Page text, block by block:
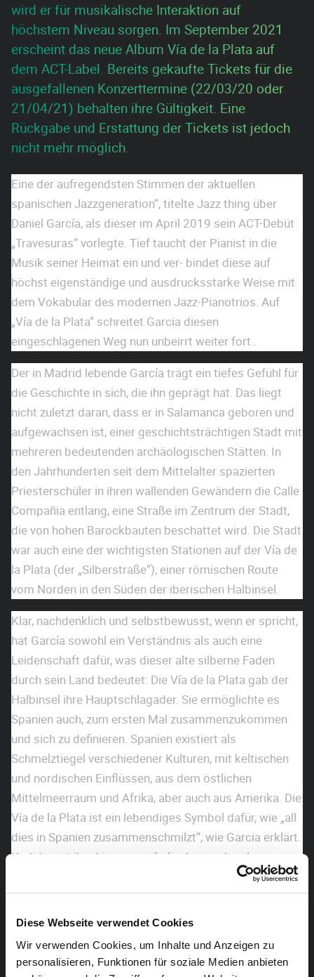
Diese Webseite verwendet Cookies
Wir verwenden Cookies, um Inhalte und Anzeigen zu
personalisieren, Funktionen für soziale Medien anbieten
wird er für musikalische Interaktion auf
höchstem Niveau sorgen. Im September 2021
erscheint das neue Album Vía de la Plata auf
dem ACT-Label. Bereits gekaufte Tickets für die
ausgefallenen Konzerttermine (22/03/20 oder
21/04/21) behalten ihre Gültigkeit. Eine
Rückgabe und Erstattung der Tickets ist jedoch
nicht mehr möglich.
Eine der aufregendsten Stimmen der aktuellen
spanischen Jazzgeneration“, titelte Jazz thing über
Daniel García, als dieser im April 2019 sein ACT-Debüt
„Travesuras“ vorlegte. Tief taucht der Pianist in die
Musik seiner Heimat ein und ver- bindet diese auf
höchst eigenständige und ausdrucksstarke Weise mit
dem Vokabular des modernen Jazz-Pianotrios. Auf
„Vía de la Plata“ schreitet Garcia diesen
eingeschlagenen Weg nun unbeirrt weiter fort..
Der in Madrid lebende García trägt ein tiefes Gefühl für
die Geschichte in sich, die ihn geprägt hat. Das liegt
nicht zuletzt daran, dass er in Salamanca geboren und
aufgewachsen ist, einer geschichtsträchtigen Stadt mit
mehreren bedeutenden archäologischen Stätten. In
den Jahrhunderten seit dem Mittelalter spazierten
Priesterschüler in ihren wallenden Gewändern die Calle
Compañia entlang, eine Straße im Zentrum der Stadt,
die von hohen Barockbauten beschattet wird. Die Stadt
war auch eine der wichtigsten Stationen auf der Vía de
la Plata (der „Silberstraße“), einer römischen Route
vom Norden in den Süden der iberischen Halbinsel.
Klar, nachdenklich und selbstbewusst, wenn er spricht,
hat García sowohl ein Verständnis als auch eine
Leidenschaft dafür, was dieser alte silberne Faden
durch sein Land bedeutet: Die Vía de la Plata gab der
Halbinsel ihre Hauptschlagader. Sie ermöglichte es
Spanien auch, zum ersten Mal zusammenzukommen
und sich zu definieren. Spanien existiert als
Schmelztiegel verschiedener Kulturen, mit keltischen
und nordischen Einflüssen, aus dem östlichen
Mittelmeerraum und Afrika, aber auch aus Amerika. Die
Vía de la Plata ist ein lebendiges Symbol dafür, wie „all
dies in Spanien zusammenschmilzt“, wie Garcia erklärt.
Und das ist ihm hier – musikalisch – auch gelungen.
Denn das Bewusstsein des Pianisten für diese
verschiedenen Kulturen, die Spanien geformt haben, ist
auf dem Album allgegenwärtig: Und die Gäste, die er
repräsentieren musikalische Erbschaften aus